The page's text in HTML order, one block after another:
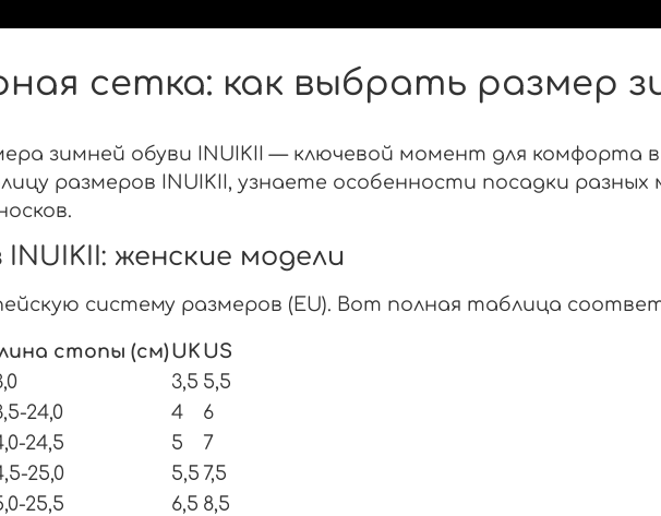
сетка: как выбрать размер
зимней обуви INUIKII — ключевой момент для комфорта
размеров INUIKII, узнаете особенности посадки
женские модели
систему размеров (EU). Вот полная таблица
стопы (см)UK US
3,5 5,5
24,0 4
6
24,5 5
7
25,0 5,5 7,5
25,5 6,5 8,5